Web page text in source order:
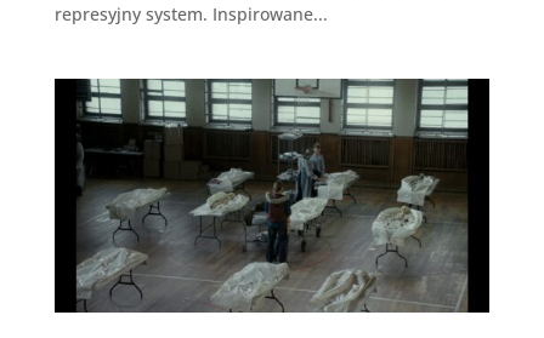
represyjny system. Inspirowane...